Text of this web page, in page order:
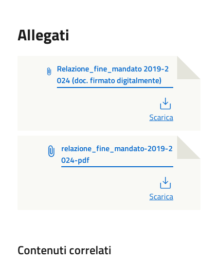
Allegati
Relazione_fine_mandato 2019-2
024 (doc. firmato digitalmente)
Scarica
relazione_fine_mandato-2019-2
024-pdf
Scarica
Contenuti correlati